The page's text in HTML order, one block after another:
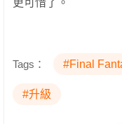
更可惜了。
Tags： #Final
#升級